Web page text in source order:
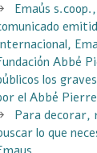
Emaús
Abbé
los
el Abbé
Para decorar,
lo que